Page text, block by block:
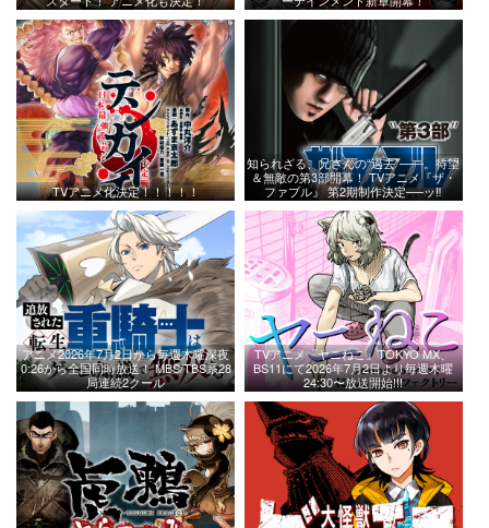
TVアニメ化決定！！！！！
知られざる、兄さんの“過去”――。待望
＆無敵の第3部開幕！ TVアニメ『ザ・
ファブル』 第2期制作決定──ッ‼︎
アニメ2026年7月2日から毎週木曜深夜
0:26から全国同時放送！ MBS/TBS系28
局連続2クール
TVアニメ『ヤニねこ』TOKYO MX、
BS11にて2026年7月2日より毎週木曜
24:30〜放送開始!!!